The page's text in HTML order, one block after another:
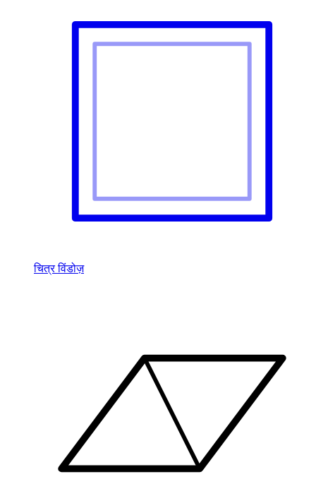
चित्र विंडोज़